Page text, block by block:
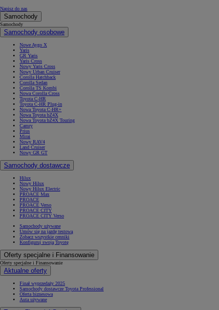
Napisz do nas
Samochody
Samochody
Samochody osobowe
Nowe Aygo X
Yaris
GR Yaris
Yaris Cross
Nowy Yaris Cross
Nowy Urban Cruiser
Corolla Hatchback
Corolla Sedan
Corolla TS Kombi
Nowa Corolla Cross
Toyota C-HR
Toyota C-HR Plug-in
Nowa Toyota C-HR+
Nowa Toyota bZ4X
Nowa Toyota bZ4X Touring
Camry
Prius
Mirai
Nowy RAV4
Land Cruiser
Nowy GR GT
Samochody dostawcze
Hilux
Nowy Hilux
Nowy Hilux Electric
PROACE Max
PROACE
PROACE Verso
PROACE CITY
PROACE CITY Verso
Samochody używane
Umów się na jazdę testową
Zobacz wszystkie cenniki
Konfiguruj swoją Toyotę
Oferty specjalne i Finansowanie
Oferty specjalne i Finansowanie
Aktualne oferty
Finał wyprzedaży 2025
Samochody dostawcze Toyota Professional
Oferta biznesowa
Auta używane